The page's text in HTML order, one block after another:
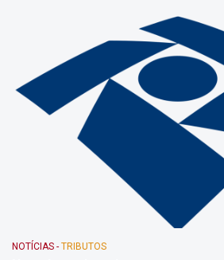
Sefaz, permite que empresas
NOTÍCIAS - TRIBUTOS